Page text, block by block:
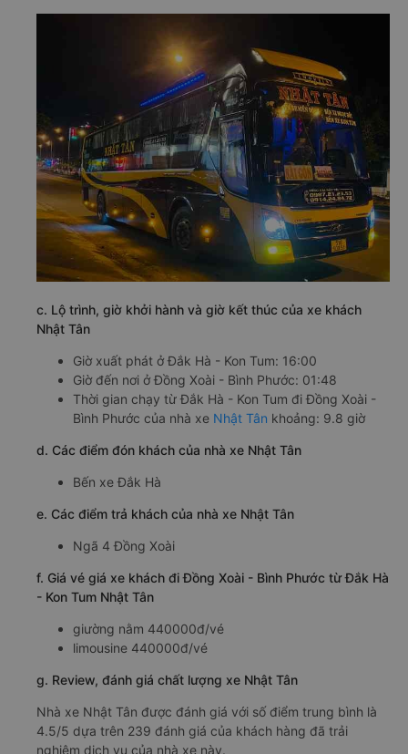
c. Lộ trình, giờ khởi hành và giờ kết thúc của xe khách
Nhật Tân
Giờ xuất phát ở Đắk Hà - Kon Tum: 16:00
Giờ đến nơi ở Đồng Xoài - Bình Phước: 01:48
Thời gian chạy từ Đắk Hà - Kon Tum đi Đồng Xoài -
Bình Phước của nhà xe Nhật Tân khoảng: 9.8 giờ
d. Các điểm đón khách của nhà xe Nhật Tân
Bến xe Đắk Hà
e. Các điểm trả khách của nhà xe Nhật Tân
Ngã 4 Đồng Xoài
f. Giá vé giá xe khách đi Đồng Xoài - Bình Phước từ Đắk Hà
- Kon Tum Nhật Tân
giường nằm 440000đ/vé
limousine 440000đ/vé
g. Review, đánh giá chất lượng xe Nhật Tân
Nhà xe Nhật Tân được đánh giá với số điểm trung bình là
4.5/5 dựa trên 239 đánh giá của khách hàng đã trải
nghiệm dịch vụ của nhà xe này.